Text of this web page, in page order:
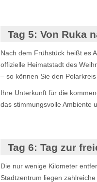
Tag 5: Von Ruka
Nach dem Frühstück heißt es
offizielle Heimatstadt des
– so können Sie den
Ihre Unterkunft für die
das stimmungsvolle Ambiente
Tag 6: Tag zur
Die nur wenige Kilometer
Stadtzentrum liegen